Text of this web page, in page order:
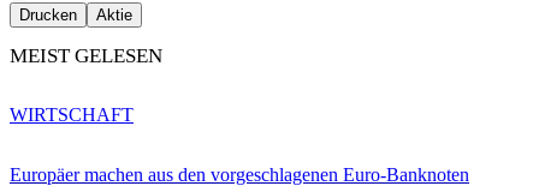
Drucken Aktie
MEIST GELESEN
Europäer machen aus den vorgeschlagenen Euro-Banknoten
WIRTSCHAFT